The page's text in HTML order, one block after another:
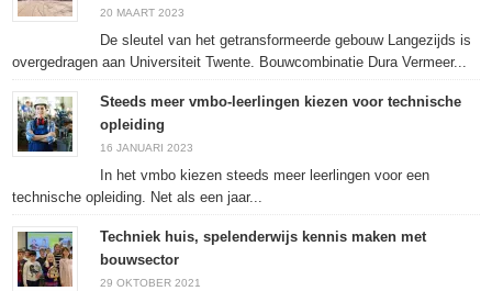
20 MAART 2023
De sleutel van het getransformeerde gebouw Langezijds is
overgedragen aan Universiteit Twente. Bouwcombinatie Dura Vermeer...
Steeds meer vmbo-leerlingen kiezen voor technische
opleiding
16 JANUARI 2023
In het vmbo kiezen steeds meer leerlingen voor een
technische opleiding. Net als een jaar...
Techniek huis, spelenderwijs kennis maken met
bouwsector
29 OKTOBER 2021